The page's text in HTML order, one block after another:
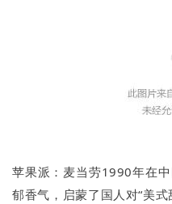
苹果派：麦当劳1990年在
郁香气，启蒙了国人对“美